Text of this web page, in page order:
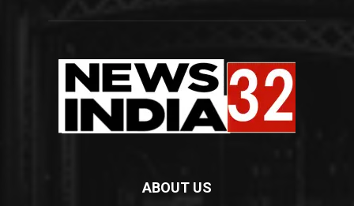
ABOUT US